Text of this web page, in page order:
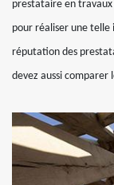
prestataire en
pour réaliser une telle
réputation des
devez aussi comparer